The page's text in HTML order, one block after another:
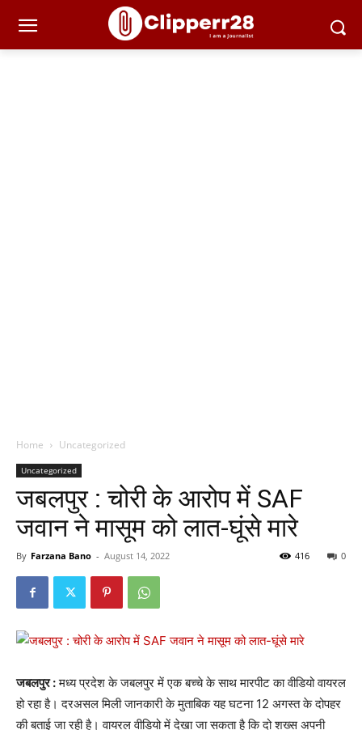
Home Uncategorized
Uncategorized
जबलपुर : चोरी के आरोप में SAF
जवान ने मासूम को लात-घूंसे मारे
By Farzana Bano - August 14, 2022 0
416
जबलपुर :मध्य प्रदेश के जबलपुर में एक बच्चे के साथ मारपीट का वीडियो वायरल
हो रहा है। दरअसल मिली जानकारी के मुताबिक यह घटना 12 अगस्त के दोपहर
की बताई जा रही है। वायरल वीडियो में देखा जा सकता है कि दो शख्स अपनी